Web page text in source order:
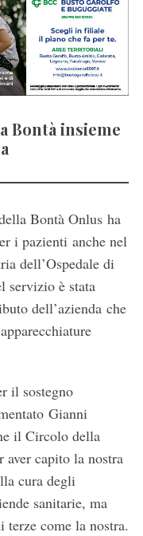
Bontà insieme
Bontà Onlus ha
i pazienti anche nel
dell’Ospedale di
servizio è stata
dell’azienda che
il sostegno
Gianni
il Circolo della
aver capito la nostra
cura degli
sanitarie, ma
terze come la nostra.